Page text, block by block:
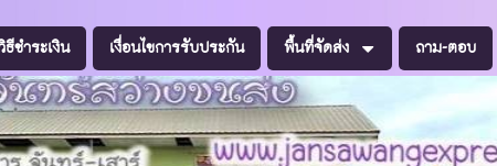
ธีชำระเงิน เงื่อนไขการรับประกัน พื้นที่จัดส่ง ถาม-ตอบ